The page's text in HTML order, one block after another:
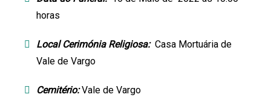
horas
Local Cerimónia Religiosa: Casa Mortuária de
Vale de Vargo
Cemitério:Vale de Vargo